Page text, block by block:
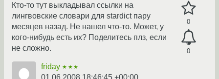
0
0
Кто-то тут выкладывал ссылки на
лингвовские словари для stardict пару
месяцев назад. Не нашел что-то. Может, у
кого-нибудь есть их? Поделитесь плз, если
не сложно.
friday ★★★